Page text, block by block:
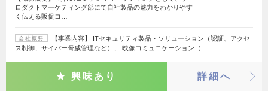
ロダクトマーケティング部にて自社製品の魅力をわかりやす
く伝える販促コ…
会社概要
【事業内容】 ITセキュリティ製品・ソリューション（認証、アクセ
ス制御、サイバー脅威管理など）、 映像コミュニケーション（…
興味あり 詳細へ